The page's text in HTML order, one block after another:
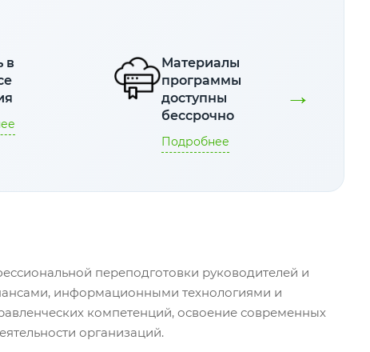
в
Материалы
программы
доступны
бессрочно
Подробнее
→
переподготовки руководителей и
информационными технологиями и
компетенций, освоение современных
организаций.